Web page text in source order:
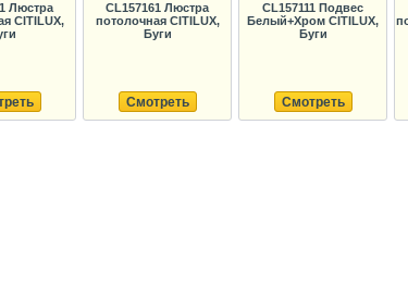
Люстра
CITILUX,
CL157161 Люстра
потолочная CITILUX,
Буги
Смотреть
CL157111 Подвес
Белый+Хром CITILUX,
Буги
Смотреть